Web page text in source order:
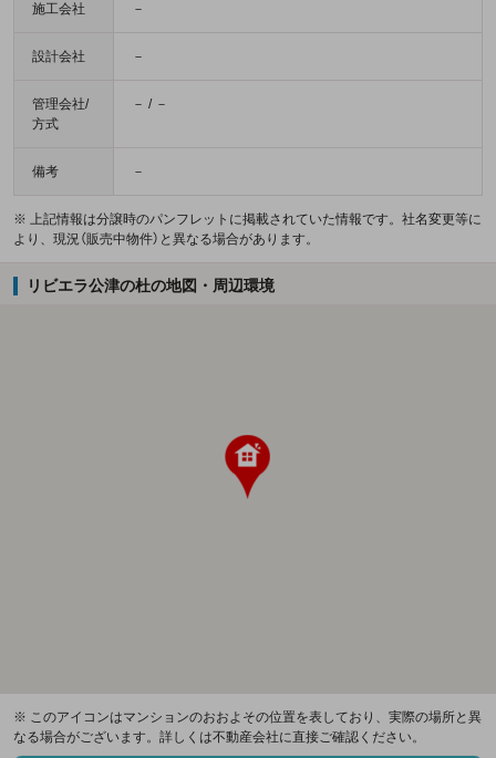
施工会社 －
設計会社 －
管理会社/
方式
－ / －
備考 －
※ 上記情報は分譲時のパンフレットに掲載されていた情報です。社名変更等に
より、現況（販売中物件）と異なる場合があります。
リビエラ公津の杜の地図・周辺環境
※ このアイコンはマンションのおおよその位置を表しており、実際の場所と異
なる場合がございます。詳しくは不動産会社に直接ご確認ください。